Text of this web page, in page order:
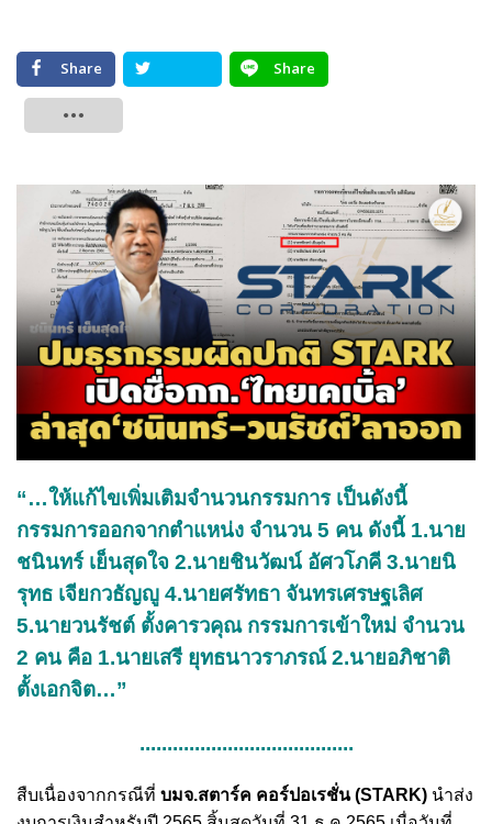
Share
Share
“…ให้แก้ไขเพิ่มเติมจำนวนกรรมการ เป็นดังนี้
กรรมการออกจากตำแหน่ง จำนวน 5 คน ดังนี้ 1.นาย
ชนินทร์ เย็นสุดใจ 2.นายชินวัฒน์ อัศวโภคี 3.นายนิ
รุทธ เจียกวธัญญู 4.นายศรัทธา จันทรเศรษฐเลิศ
5.นายวนรัชต์ ตั้งคารวคุณ กรรมการเข้าใหม่ จำนวน
2 คน คือ 1.นายเสรี ยุทธนาวราภรณ์ 2.นายอภิชาติ
ตั้งเอกจิต…”
.......................................
สืบเนื่องจากกรณีที่ บมจ.สตาร์ค คอร์ปอเรชั่น (STARK) นำส่ง